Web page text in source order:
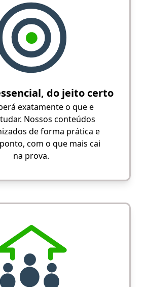
do jeito certo
exatamente o que e
Nossos conteúdos
de forma prática e
com o que mais cai
na prova.